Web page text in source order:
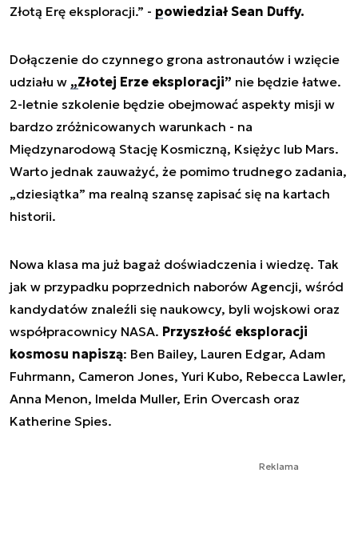
Złotą Erę eksploracji.” - powiedział Sean Duffy.
Dołączenie do czynnego grona astronautów i wzięcie
udziału w „Złotej Erze eksploracji” nie będzie łatwe.
2-letnie szkolenie będzie obejmować aspekty misji w
bardzo zróżnicowanych warunkach - na
Międzynarodową Stację Kosmiczną, Księżyc lub Mars.
Warto jednak zauważyć, że pomimo trudnego zadania,
„dziesiątka” ma realną szansę zapisać się na kartach
historii.
Nowa klasa ma już bagaż doświadczenia i wiedzę. Tak
jak w przypadku poprzednich naborów Agencji, wśród
kandydatów znaleźli się naukowcy, byli wojskowi oraz
współpracownicy NASA. Przyszłość eksploracji
kosmosu napiszą: Ben Bailey, Lauren Edgar, Adam
Fuhrmann, Cameron Jones, Yuri Kubo, Rebecca Lawler,
Anna Menon, Imelda Muller, Erin Overcash oraz
Katherine Spies.
Reklama